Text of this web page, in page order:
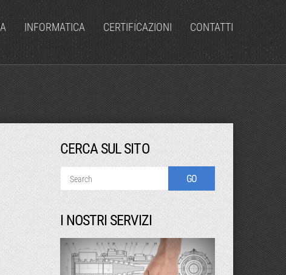
INFORMATICA CERTIFICAZIONI CONTATTI
CERCA SUL SITO
I NOSTRI SERVIZI